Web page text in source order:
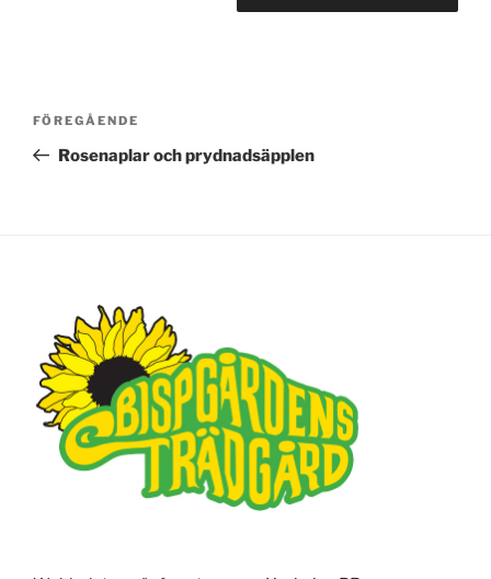
Inläggsnavigering
Föregående
inlägg
FÖREGÅENDE
Rosenaplar och prydnadsäpplen